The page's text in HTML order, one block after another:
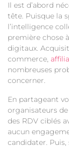
Il est d’abord
tête. Puisque la
l’intelligence
première chose
digitaux.
commerce,
nombreuses
concerner.
En partageant
organisateurs de
des RDV ciblés
aucun
candidater.